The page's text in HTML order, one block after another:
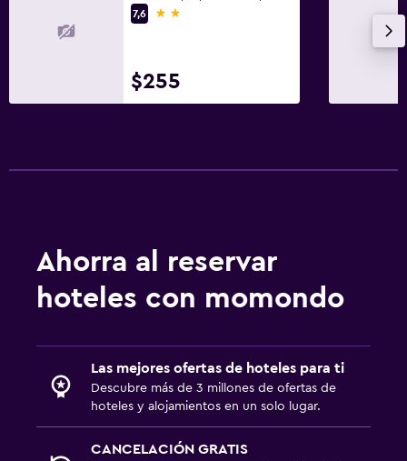
7,6
2 estrellas
$255
Ahorra al reservar
hoteles con momondo
Las mejores ofertas de hoteles para ti
Descubre más de 3 millones de ofertas de
hoteles y alojamientos en un solo lugar.
CANCELACIÓN GRATIS